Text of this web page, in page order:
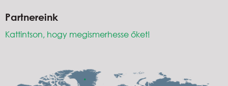
Partnereink
Kattintson, hogy megismerhesse őket!